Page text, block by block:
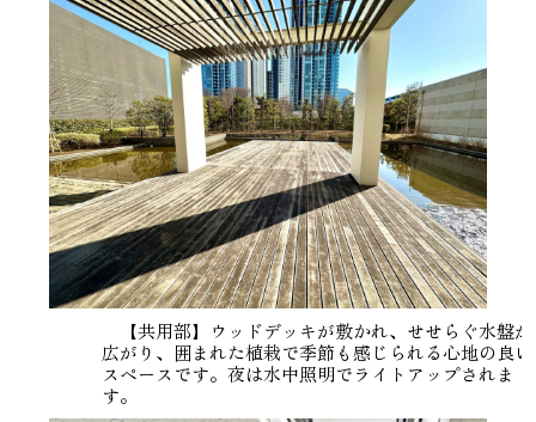
【共用部】ウッドデッキが敷かれ、せせらぐ水盤が
広がり、囲まれた植栽で季節も感じられる心地の良い
スペースです。夜は水中照明でライトアップされま
す。